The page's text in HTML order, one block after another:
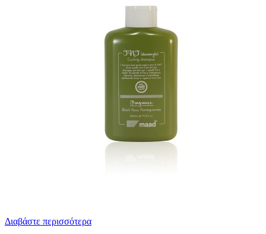
Διαβάστε περισσότερα